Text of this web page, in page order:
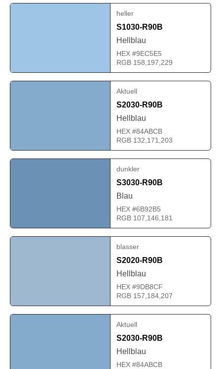
heller
S1030-R90B
Hellblau
HEX #9EC5E5
RGB 158,197,229
Aktuell
S2030-R90B
Hellblau
HEX #84ABCB
RGB 132,171,203
dunkler
S3030-R90B
Blau
HEX #6B92B5
RGB 107,146,181
blasser
S2020-R90B
Hellblau
HEX #9DB8CF
RGB 157,184,207
Aktuell
S2030-R90B
Hellblau
HEX #84ABCB